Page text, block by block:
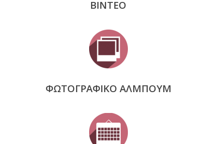
ΒΙΝΤΕΟ
ΦΩΤΟΓΡΑΦΙΚΟ ΑΛΜΠΟΥΜ